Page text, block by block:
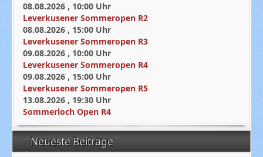
08.08.2026 , 10:00 Uhr
Leverkusener Sommeropen R2
08.08.2026 , 15:00 Uhr
Leverkusener Sommeropen R3
09.08.2026 , 10:00 Uhr
Leverkusener Sommeropen R4
09.08.2026 , 15:00 Uhr
Leverkusener Sommeropen R5
13.08.2026 , 19:30 Uhr
Sommerloch Open R4
Neueste Beiträge